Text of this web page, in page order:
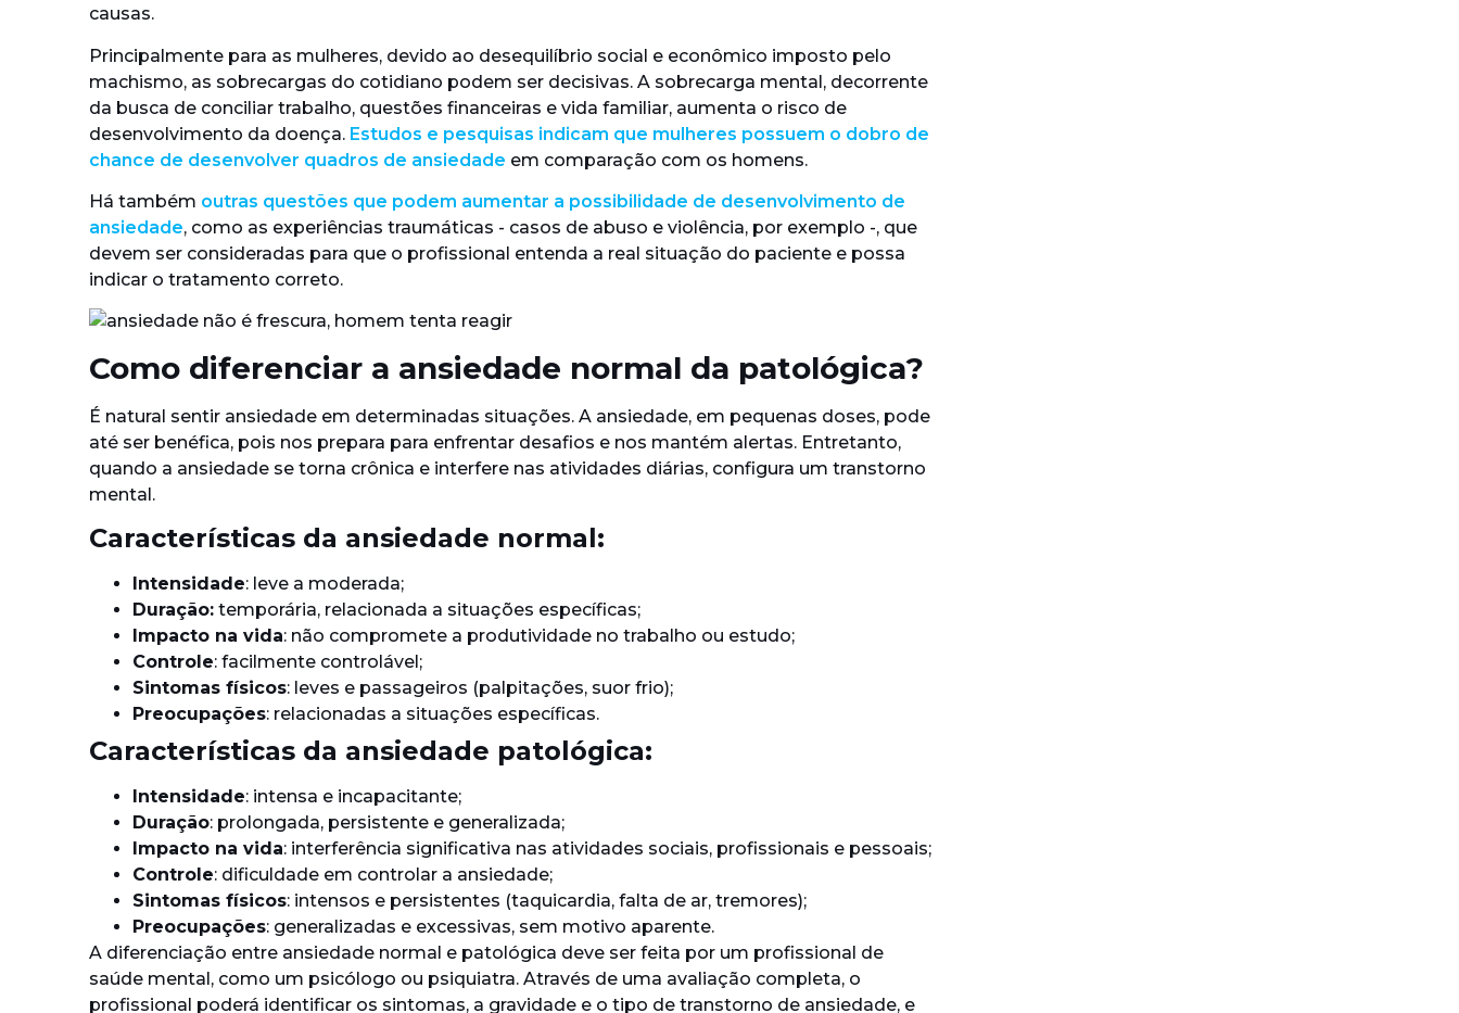
causas.
Principalmente para as mulheres, devido ao desequilíbrio social e econômico imposto pelo
machismo, as sobrecargas do cotidiano podem ser decisivas. A sobrecarga mental, decorrente
da busca de conciliar trabalho, questões financeiras e vida familiar, aumenta o risco de
desenvolvimento da doença. Estudos e pesquisas indicam que mulheres possuem o dobro de
chance de desenvolver quadros de ansiedade em comparação com os homens.
Há também outras questões que podem aumentar a possibilidade de desenvolvimento de
ansiedade, como as experiências traumáticas - casos de abuso e violência, por exemplo -, que
devem ser consideradas para que o profissional entenda a real situação do paciente e possa
indicar o tratamento correto.
Como diferenciar a ansiedade normal da patológica?
É natural sentir ansiedade em determinadas situações. A ansiedade, em pequenas doses, pode
até ser benéfica, pois nos prepara para enfrentar desafios e nos mantém alertas. Entretanto,
quando a ansiedade se torna crônica e interfere nas atividades diárias, configura um transtorno
mental.
Características da ansiedade normal:
Intensidade: leve a moderada;
Duração: temporária, relacionada a situações específicas;
Impacto na vida: não compromete a produtividade no trabalho ou estudo;
Controle: facilmente controlável;
Sintomas físicos: leves e passageiros (palpitações, suor frio);
Preocupações: relacionadas a situações específicas.
Características da ansiedade patológica:
Intensidade: intensa e incapacitante;
Duração: prolongada, persistente e generalizada;
Impacto na vida: interferência significativa nas atividades sociais, profissionais e pessoais;
Controle: dificuldade em controlar a ansiedade;
Sintomas físicos: intensos e persistentes (taquicardia, falta de ar, tremores);
Preocupações: generalizadas e excessivas, sem motivo aparente.
A diferenciação entre ansiedade normal e patológica deve ser feita por um profissional de
saúde mental, como um psicólogo ou psiquiatra. Através de uma avaliação completa, o
profissional poderá identificar os sintomas, a gravidade e o tipo de transtorno de ansiedade, e